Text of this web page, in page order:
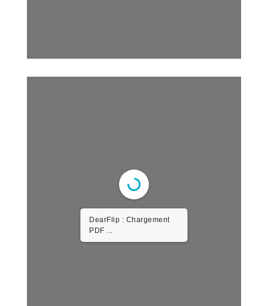
DearFlip : Chargement
PDF 1.04MB ...